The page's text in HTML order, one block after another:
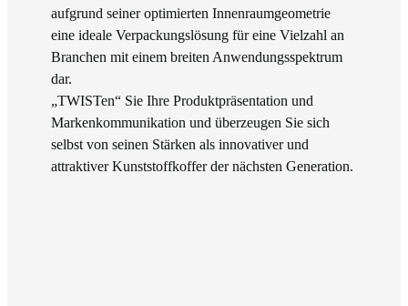
aufgrund seiner optimierten Innenraumgeometrie
eine ideale Verpackungslösung für eine Vielzahl an
Branchen mit einem breiten Anwendungsspektrum
dar.
„TWISTen“ Sie Ihre Produktpräsentation und
Markenkommunikation und überzeugen Sie sich
selbst von seinen Stärken als innovativer und
attraktiver Kunststoffkoffer der nächsten Generation.